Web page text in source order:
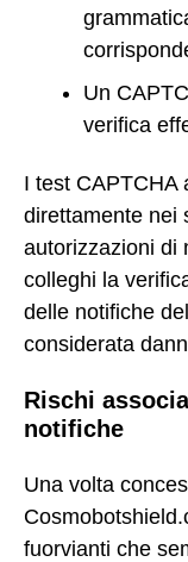
Un
verifica
I test CAPTCHA
direttamente nei
autorizzazioni di
colleghi la
delle notifiche
considerata
Rischi
notifiche
Una volta
fuorvianti che